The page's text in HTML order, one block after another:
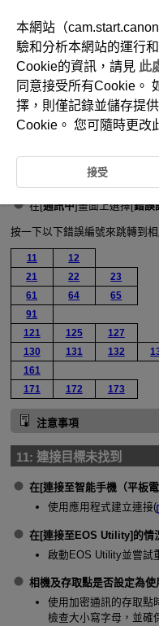
D370-178
回應錯誤訊息
顯示的範例解決導致錯誤的原因
選擇[ :錯誤詳情]。
在[通訊中]畫面上選擇[錯誤
按一下以下錯誤編號來跳轉到相
11
12
21
22
23
61
64
65
91
121
125
127
130
131 132
161
171
172 173
注意事項
11:連接目標未找到
在[連接至智能手機（平板電
使用應用程式建立連接(
在[連接至EOS Utility]的情
啟動EOS Utility並嘗試
相機及存取點是否設定為使
使用加密通訊的存取點
檢查大小寫字母，並確
本網站（
驗和分析本網站的運行
Cookie的資訊，請見 此
同意接受所有Cookie。
擇，則僅記錄並儲存提
Cookie。 您可隨時更改
接受